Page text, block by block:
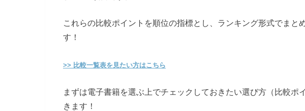
これらの比較ポイントを順位の指標とし、ランキング形式でまと
す！
>> 比較一覧表を見たい方はこちら
まずは電子書籍を選ぶ上でチェックしておきたい選び方（比較ポ
きます！